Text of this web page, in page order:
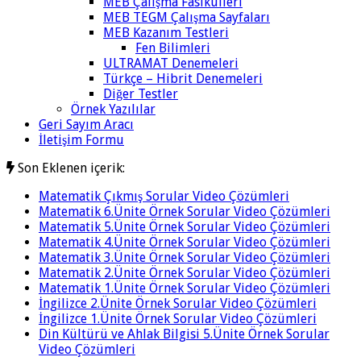
MEB TEGM Çalışma Sayfaları
MEB Kazanım Testleri
Fen Bilimleri
ULTRAMAT Denemeleri
Türkçe – Hibrit Denemeleri
Diğer Testler
Örnek Yazılılar
Geri Sayım Aracı
İletişim Formu
Son Eklenen içerik:
Matematik Çıkmış Sorular Video Çözümleri
Matematik 6.Ünite Örnek Sorular Video Çözümleri
Matematik 5.Ünite Örnek Sorular Video Çözümleri
Matematik 4.Ünite Örnek Sorular Video Çözümleri
Matematik 3.Ünite Örnek Sorular Video Çözümleri
Matematik 2.Ünite Örnek Sorular Video Çözümleri
Matematik 1.Ünite Örnek Sorular Video Çözümleri
İngilizce 2.Ünite Örnek Sorular Video Çözümleri
İngilizce 1.Ünite Örnek Sorular Video Çözümleri
Din Kültürü ve Ahlak Bilgisi 5.Ünite Örnek Sorular
Video Çözümleri